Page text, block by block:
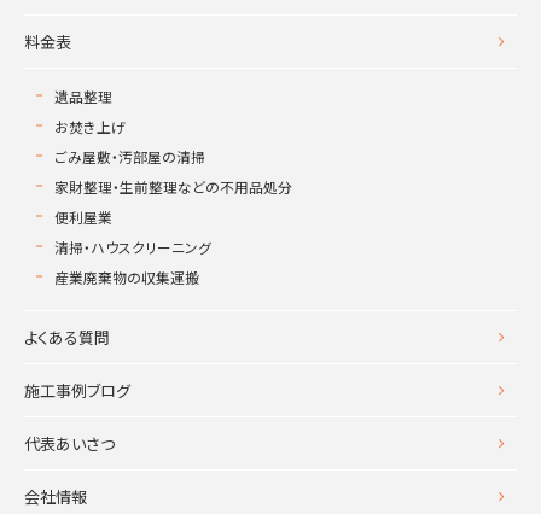
料金表
遺品整理
お焚き上げ
ごみ屋敷・汚部屋の清掃
家財整理・生前整理などの不用品処分
便利屋業
清掃・ハウスクリーニング
産業廃棄物の収集運搬
よくある質問
施工事例ブログ
代表あいさつ
会社情報